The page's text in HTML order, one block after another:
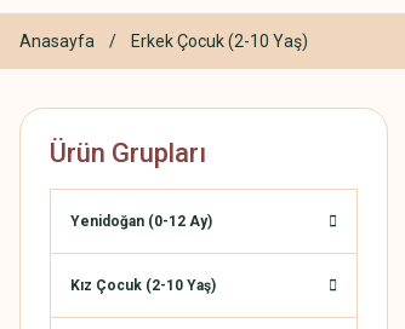
Anasayfa Erkek Çocuk (2-10 Yaş)
Ürün Grupları
Yenidoğan (0-12 Ay)
Kız Çocuk (2-10 Yaş)